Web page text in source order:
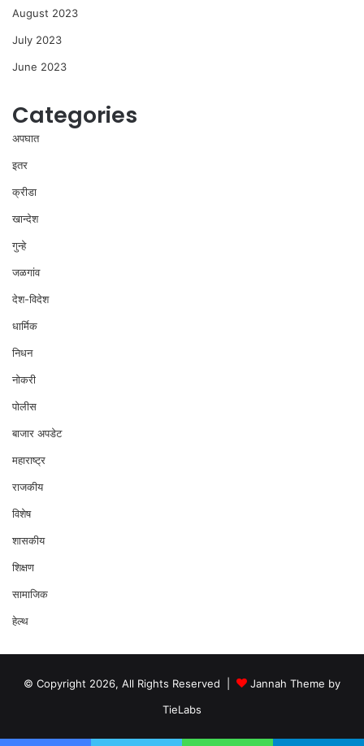
August 2023
July 2023
June 2023
Categories
अपघात
इतर
क्रीडा
खान्देश
गुन्हे
जळगांव
देश-विदेश
धार्मिक
निधन
नोकरी
पोलीस
बाजार अपडेट
महाराष्ट्र
राजकीय
विशेष
शासकीय
शिक्षण
सामाजिक
हेल्थ
© Copyright 2026, All Rights Reserved |
Jannah Theme by
TieLabs